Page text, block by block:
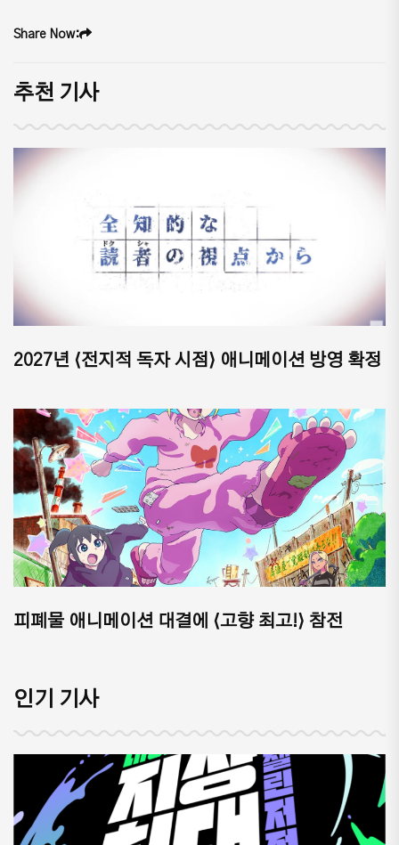
Share Now:
추천 기사
2027년 ⟨전지적 독자 시점⟩ 애니메이션 방영 확정
피폐물 애니메이션 대결에 ⟨고향 최고!⟩ 참전
인기 기사